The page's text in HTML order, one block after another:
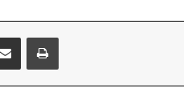
Share via Email Print